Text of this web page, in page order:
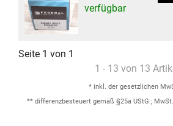
verfügbar
Seite 1 von 1
1 - 13 von 13
* inkl. der gesetzlichen
** differenzbesteuert gemäß §25a UStG.;